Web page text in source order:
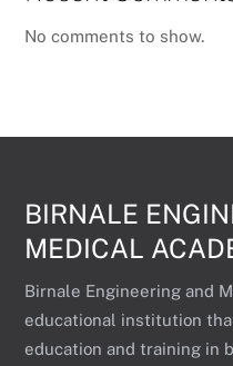
No comments to show.
BIRNALE
MEDICAL
Birnale Engineering and
educational institution
education and training in